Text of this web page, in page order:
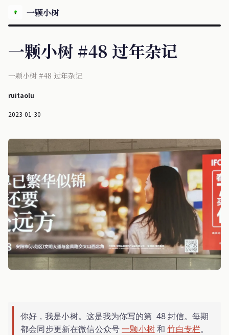
一颗小树
一颗小树 #48 过年杂记
一颗小树 #48 过年杂记
ruitaolu
2023-01-30
你好，我是小树。这是我为你写的第 48 封信。每期
都会同步更新在微信公众号一颗小树和竹白专栏。